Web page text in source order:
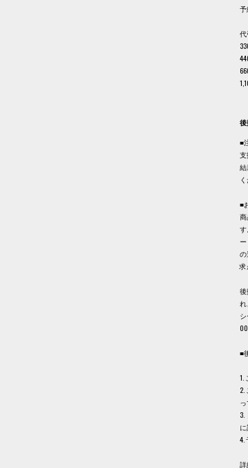
予
代
■
■
■
1.
2.
3.
4.
詳